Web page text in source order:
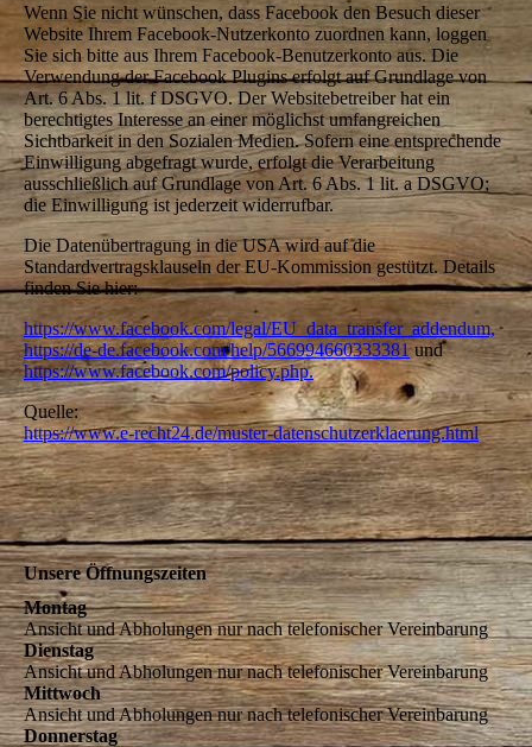
Wenn Sie nicht wünschen, dass Facebook den Besuch dieser
Website Ihrem Facebook-Nutzerkonto zuordnen kann, loggen
Sie sich bitte aus Ihrem Facebook-Benutzerkonto aus. Die
Verwendung der Facebook Plugins erfolgt auf Grundlage von
Art. 6 Abs. 1 lit. f DSGVO. Der Websitebetreiber hat ein
berechtigtes Interesse an einer möglichst umfangreichen
Sichtbarkeit in den Sozialen Medien. Sofern eine entsprechende
Einwilligung abgefragt wurde, erfolgt die Verarbeitung
ausschließlich auf Grundlage von Art. 6 Abs. 1 lit. a DSGVO;
die Einwilligung ist jederzeit widerrufbar.
Die Datenübertragung in die USA wird auf die
Standardvertragsklauseln der EU-Kommission gestützt. Details
finden Sie hier:
https://www.facebook.com/legal/EU_data_transfer_addendum,
https://de-de.facebook.com/help/566994660333381und
https://www.facebook.com/policy.php.
Quelle:
https://www.e-recht24.de/muster-datenschutzerklaerung.html
Unsere Öffnungszeiten
Montag
Ansicht und Abholungen nur nach telefonischer Vereinbarung
Dienstag
Ansicht und Abholungen nur nach telefonischer Vereinbarung
Mittwoch
Ansicht und Abholungen nur nach telefonischer Vereinbarung
Donnerstag